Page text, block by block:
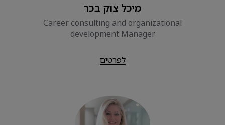
מיכל צוק בכר
Career consulting and organizational
development Manager
לפרטים